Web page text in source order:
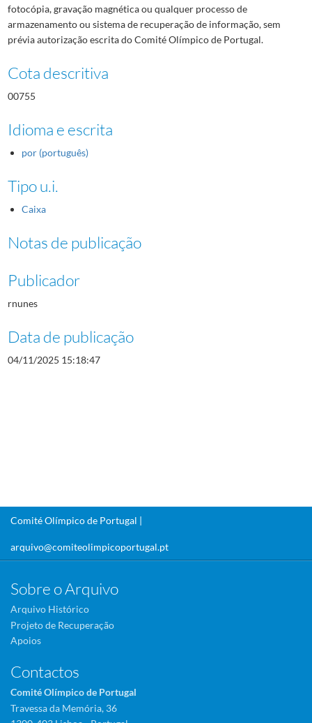
fotocópia, gravação magnética ou qualquer processo de
armazenamento ou sistema de recuperação de informação, sem
prévia autorização escrita do Comité Olímpico de Portugal.
Cota descritiva
00755
Idioma e escrita
por (português)
Tipo u.i.
Caixa
Notas de publicação
Publicador
rnunes
Data de publicação
04/11/2025 15:18:47
Comité Olímpico de Portugal |
arquivo@comiteolimpicoportugal.pt
Sobre o Arquivo
Arquivo Histórico
Projeto de Recuperação
Apoios
Contactos
Comité Olímpico de Portugal
Travessa da Memória, 36